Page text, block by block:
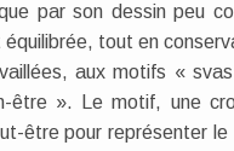
par son dessin peu
tout en
aux motifs «
être ». Le motif, une
être pour représenter